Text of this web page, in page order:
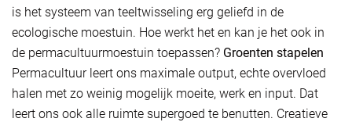
is het systeem van teeltwisseling erg geliefd in de
ecologische moestuin. Hoe werkt het en kan je het ook in
de permacultuurmoestuin toepassen? Groenten stapelen
Permacultuur leert ons maximale output, echte overvloed
halen met zo weinig mogelijk moeite, werk en input. Dat
leert ons ook alle ruimte supergoed te benutten. Creatieve